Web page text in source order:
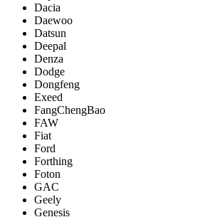
Dacia
Daewoo
Datsun
Deepal
Denza
Dodge
Dongfeng
Exeed
FangChengBao
FAW
Fiat
Ford
Forthing
Foton
GAC
Geely
Genesis